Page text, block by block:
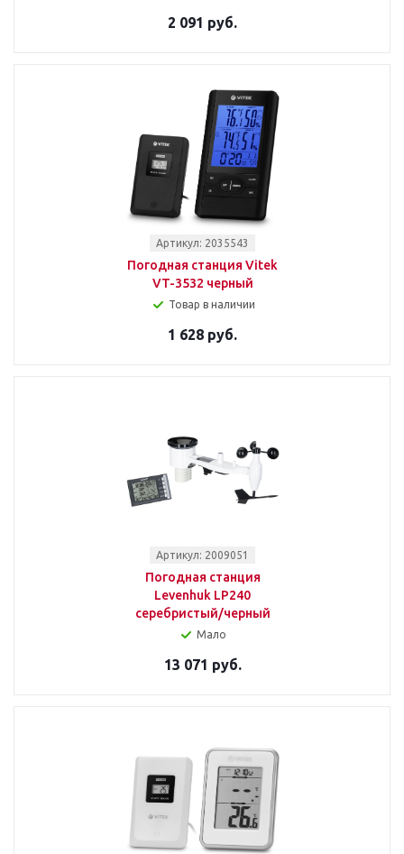
2 091 руб.
Артикул: 2035543
Погодная станция Vitek
VT-3532 черный
Товар в наличии
1 628 руб.
Артикул: 2009051
Погодная станция
Levenhuk LP240
серебристый/черный
Мало
13 071 руб.